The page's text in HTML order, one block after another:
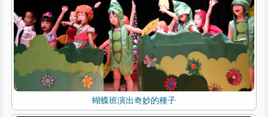
蝴蝶班演出奇妙的種子